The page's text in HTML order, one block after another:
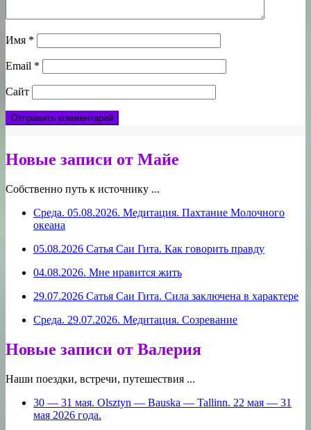
Имя *
Email *
Сайт
Новые записи от Майе
Собственно путь к источнику ...
Среда. 05.08.2026. Медитация. Пахтание Молочного
океана
05.08.2026 Сатья Саи Гита. Как говорить правду
04.08.2026. Мне нравится жить
29.07.2026 Сатья Саи Гита. Сила заключена в характере
Среда. 29.07.2026. Медитация. Созревание
Новые записи от Валерия
Наши поездки, встречи, путешествия ...
30 — 31 мая. Olsztyn — Bauska — Tallinn. 22 мая — 31
мая 2026 года.